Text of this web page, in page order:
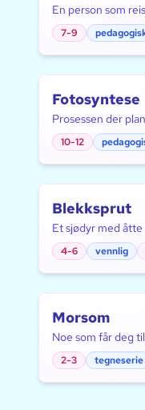
En person som
7-9
Fotosyntese
Prosessen der
10-12
Blekksprut
Et sjødyr med
4-6 vennlig
Morsom
Noe som får deg
2-3 tegneserie